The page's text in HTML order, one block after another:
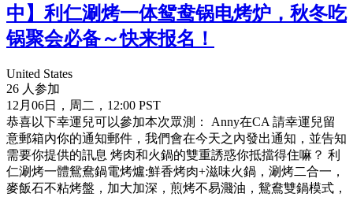
中】利仁涮烤一体鸳鸯锅电烤炉，秋冬吃
锅聚会必备～快来报名！
United States
26 人参加
12月06日，周二，12:00 PST
恭喜以下幸運兒可以參加本次眾測： Anny在CA 請幸運兒留
意郵箱內你的通知郵件，我們會在今天之內發出通知，並告知
需要你提供的訊息 烤肉和火鍋的雙重誘惑你抵擋得住嘛？ 利
仁涮烤一體鴛鴦鍋電烤爐:鮮香烤肉+滋味火鍋，涮烤二合一，
麥飯石不粘烤盤，加大加深，煎烤不易濺油，鴛鴦雙鍋模式，